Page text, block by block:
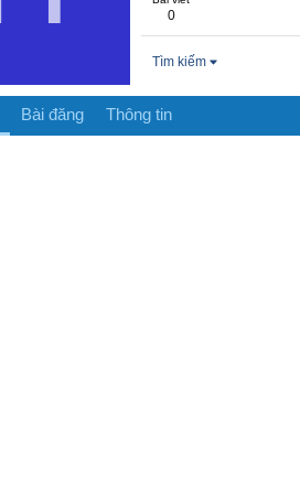
0
Tìm kiếm
Bài đăng Thông tin